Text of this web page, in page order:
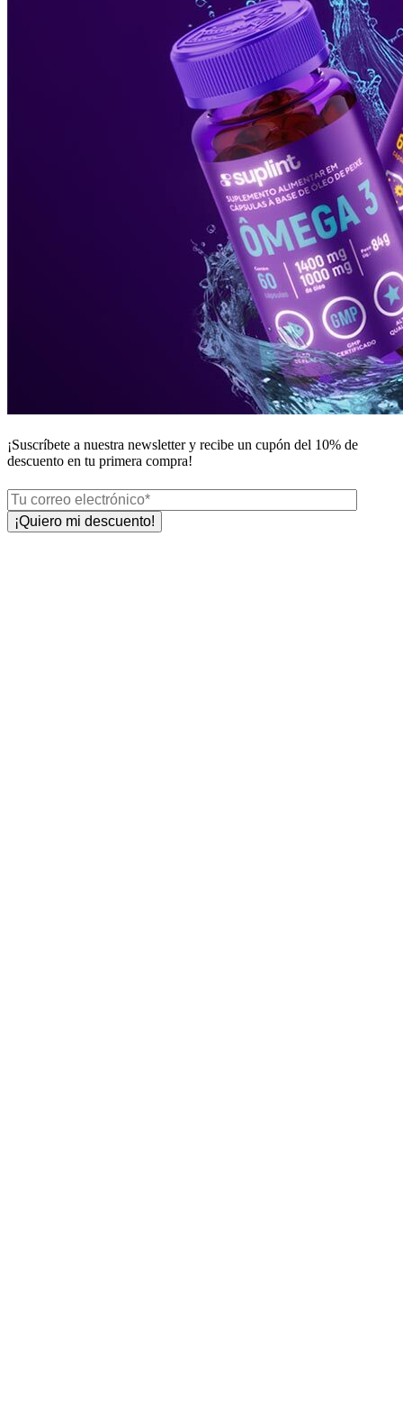
¡Suscríbete a nuestra newsletter y recibe un cupón del 10% de
descuento en tu primera compra!